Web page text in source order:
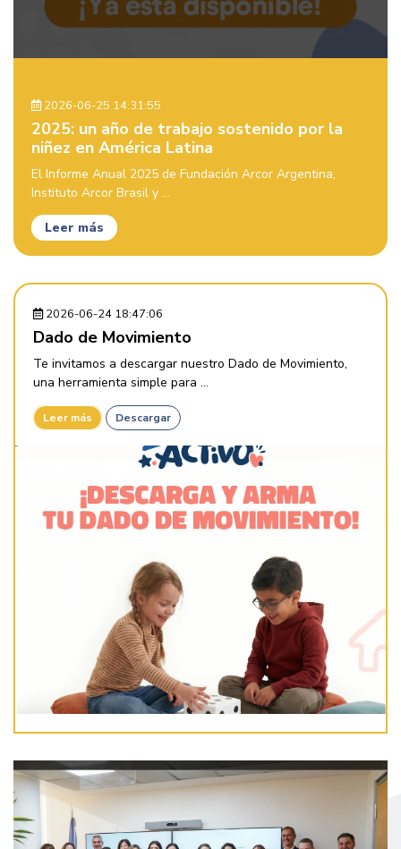
2026-06-25 14:31:55
2025: un año de trabajo sostenido por la
niñez en América Latina
El Informe Anual 2025 de Fundación Arcor Argentina,
Instituto Arcor Brasil y ...
Leer más
2026-06-24 18:47:06
Dado de Movimiento
Te invitamos a descargar nuestro Dado de Movimiento,
una herramienta simple para ...
Leer más Descargar